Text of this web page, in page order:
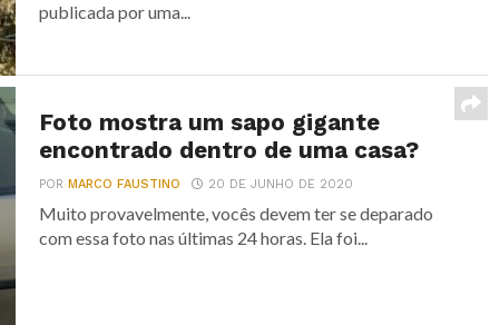
publicada por uma...
Foto mostra um sapo gigante
encontrado dentro de uma casa?
PORMARCO FAUSTINO 20 DE JUNHO DE 2020
Muito provavelmente, vocês devem ter se deparado
com essa foto nas últimas 24 horas. Ela foi...